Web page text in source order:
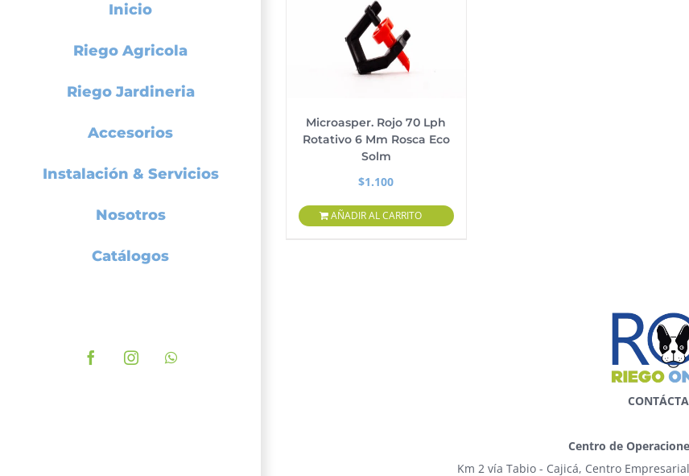
Inicio
Riego Agricola
Riego Jardineria
Accesorios
Instalación & Servicios
Nosotros
Catálogos
FacebookInstagramWhatsApp
Microasper. Rojo 70 Lph
Rotativo 6 Mm Rosca Eco
Solm
$1.100
AÑADIR AL CARRITO
Centro de
Km 2 vía Tabio - Cajicá, Centro